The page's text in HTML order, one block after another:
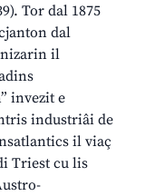
Tor dal 1875
dal
il
invezit e
industriâi de
il viaç
Triest cu lis